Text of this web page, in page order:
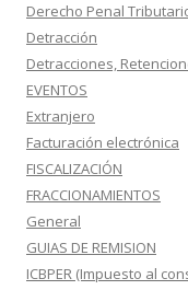
Derecho Penal
Detracción
Detracciones,
EVENTOS
Extranjero
Facturación electrónica
FISCALIZACIÓN
FRACCIONAMIENTOS
General
GUIAS DE REMISION
ICBPER (Impuesto al